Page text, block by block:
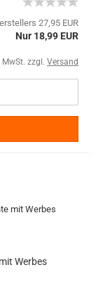
27,95 EUR
Nur 18,99 EUR
MwSt. zzgl. Versand
Werbes